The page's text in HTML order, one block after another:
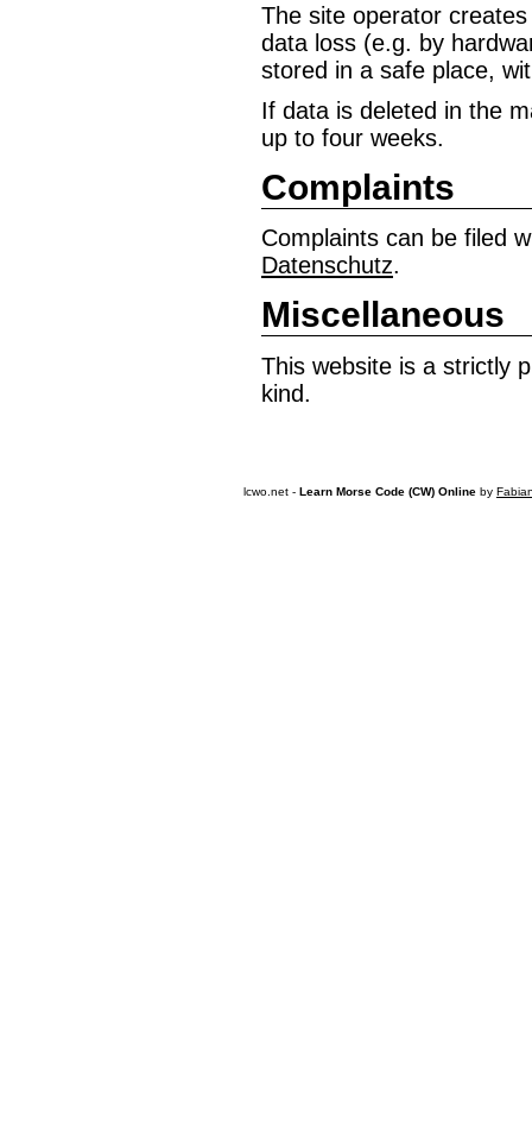
The site operator
data loss (e.g. by
stored in a safe place,
If data is deleted in the
up to four weeks.
Complaints
Complaints can be filed
Datenschutz.
Miscellaneous
This website is a strictly
kind.
lcwo.net - Learn Morse Code (CW) Online by